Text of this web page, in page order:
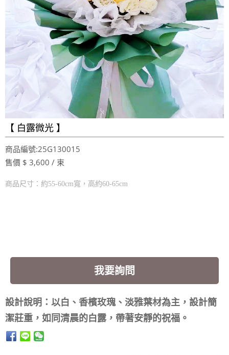
【 白露微光 】
商品編號:25G130015
售價 $ 3,600 / 束
商品尺寸：約55-60cm寬，高約60-65cm
我要詢問
設計說明：以白、香檳玫瑰、淡雅葉材為主，設計簡
潔莊重，如同清晨的白露，帶著安靜的祝福。